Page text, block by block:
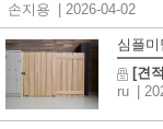
손지용
| 2026-04-02
심플
[견
ru
|